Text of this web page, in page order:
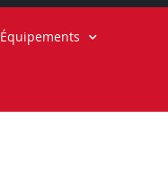
Équipements